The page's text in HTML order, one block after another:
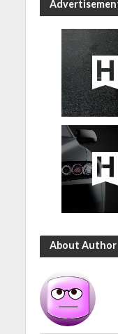
Advertisement
About Author